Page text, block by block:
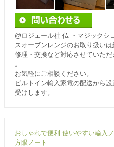
@ロジェール社 仏 ・マジックシ
スオーブンレンジのお取り扱いは
修理・交換など対応させていただ
。
お気軽にご相談ください。
ビルトイン輸入家電の配送から
受けします。
おしゃれで便利 使いやすい輸入
方眼ノート